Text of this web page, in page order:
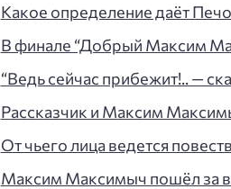
Какое определение даёт
В финале “Добрый Максим
“Ведь сейчас прибежит!.. —
Рассказчик и Максим
От чьего лица ведется
Максим Максимыч пошёл за